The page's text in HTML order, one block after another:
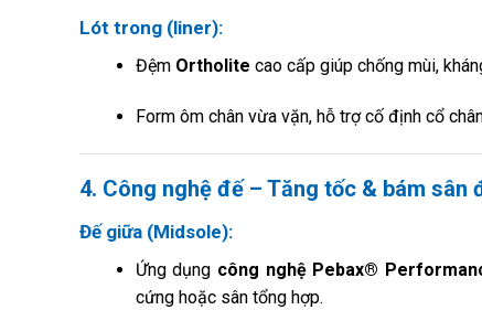
Lót trong (liner):
Đệm Ortholite cao cấp giúp chống mùi,
Form ôm chân vừa vặn, hỗ trợ cố định cổ
4. Công nghệ đế – Tăng tốc & bám sân
Đế giữa (Midsole):
Ứng dụng công nghệ Pebax®
cứng hoặc sân tổng hợp.